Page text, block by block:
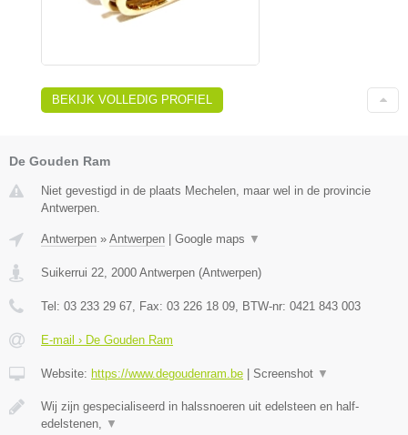
BEKIJK VOLLEDIG PROFIEL
De Gouden Ram
Niet gevestigd in de plaats Mechelen, maar wel in de provincie
Antwerpen.
Antwerpen » Antwerpen Google maps ▼
Suikerrui 22, 2000 Antwerpen (Antwerpen)
Tel: 03 233 29 67, Fax: 03 226 18 09, BTW-nr: 0421 843 003
E-mail › De Gouden Ram
Website: https://www.degoudenram.be Screenshot ▼
Wij zijn gespecialiseerd in halssnoeren uit edelsteen en half-
edelstenen, ▼